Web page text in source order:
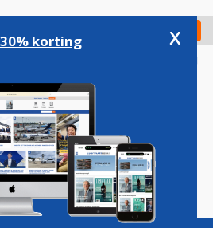
Check in
Podcasts Vacatures
korting x